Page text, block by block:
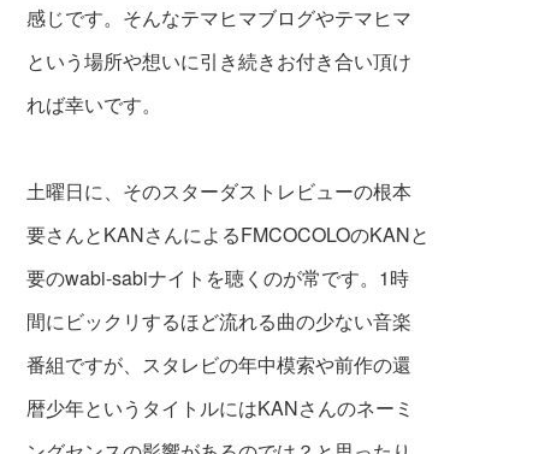
感じです。そんなテマヒマブログやテマヒマ
という場所や想いに引き続きお付き合い頂け
れば幸いです。
土曜日に、そのスターダストレビューの根本
要さんとKANさんによるFMCOCOLOのKANと
要のwabi-sabiナイトを聴くのが常です。1時
間にビックリするほど流れる曲の少ない音楽
番組ですが、スタレビの年中模索や前作の還
暦少年というタイトルにはKANさんのネーミ